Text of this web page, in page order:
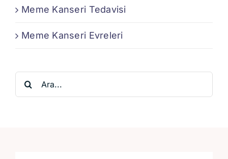
Meme Kanseri Tedavisi
Meme Kanseri Evreleri
Ara: